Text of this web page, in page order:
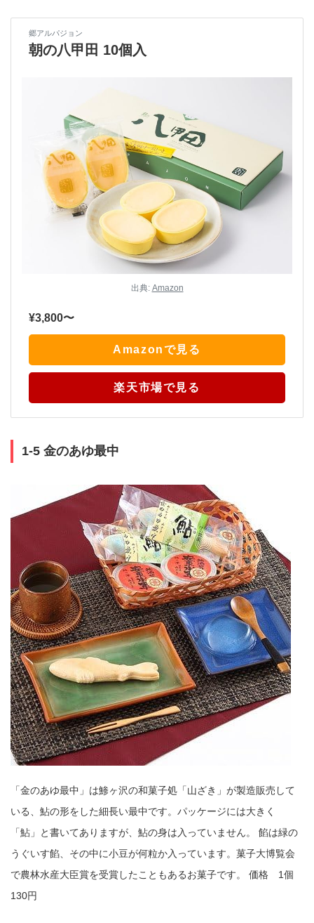
出典: Amazon
郷アルパジョン
朝の八甲田 10個入
¥3,800〜
Amazonで見る
楽天市場で見る
1-5 金のあゆ最中
「金のあゆ最中」は鯵ヶ沢の和菓子処「山ざき」が製造販売して
いる、鮎の形をした細長い最中です。パッケージには大きく
「鮎」と書いてありますが、鮎の身は入っていません。 餡は緑の
うぐいす餡、その中に小豆が何粒か入っています。菓子大博覧会
で農林水産大臣賞を受賞したこともあるお菓子です。 価格 1個
130円